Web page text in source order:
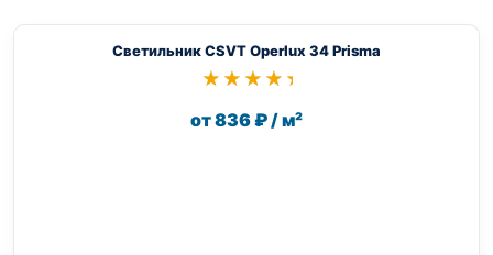
Светильник CSVT Operlux 34 Prisma
★★★★★
★★★★★
от 836 ₽ / м²